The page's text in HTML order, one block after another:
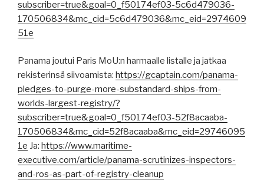
subscriber=true&goal=0_f50174ef03-5c6d479036-
170506834&mc_cid=5c6d479036&mc_eid=2974609
51e
Panama joutui Paris MoU:n harmaalle listalle ja jatkaa
rekisterinsä siivoamista: https://gcaptain.com/panama-
pledges-to-purge-more-substandard-ships-from-
worlds-largest-registry/?
subscriber=true&goal=0_f50174ef03-52f8acaaba-
170506834&mc_cid=52f8acaaba&mc_eid=29746095
1e Ja: https://www.maritime-
executive.com/article/panama-scrutinizes-inspectors-
and-ros-as-part-of-registry-cleanup